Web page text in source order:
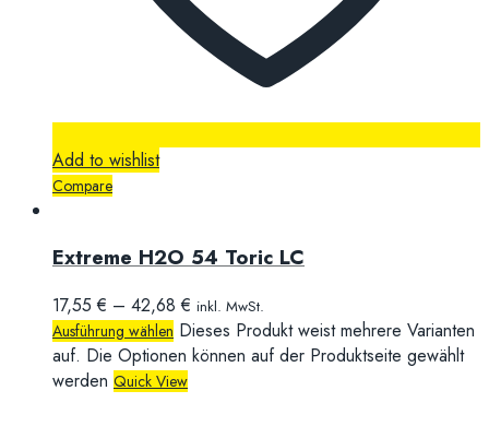
Add to wishlist
Compare
Extreme H2O 54 Toric LC
17,55€ – 42,68€ inkl. MwSt.
Ausführung wählen Dieses Produkt weist mehrere Varianten
auf. Die Optionen können auf der Produktseite gewählt
werden Quick View